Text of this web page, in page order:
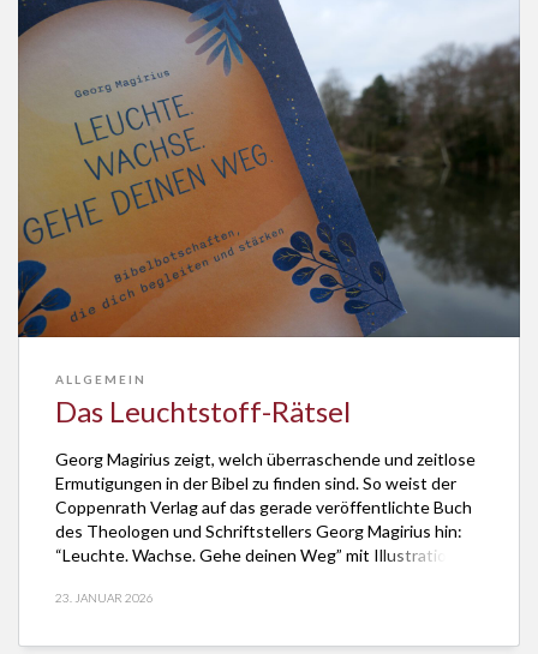
ALLGEMEIN
Das Leuchtstoff-Rätsel
Georg Magirius zeigt, welch überraschende und zeitlose
Ermutigungen in der Bibel zu finden sind. So weist der
Coppenrath Verlag auf das gerade veröffentlichte Buch
des Theologen und Schriftstellers Georg Magirius hin:
“Leuchte. Wachse. Gehe deinen Weg” mit Illustrationen
Gedanken, die lichtvoll sind und […]
23. JANUAR 2026